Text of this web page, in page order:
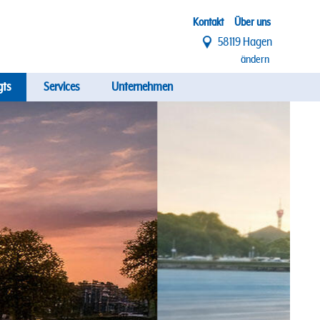
Top
Menü
Kontakt Über uns
58119 Hagen
ändern
Services Unternehmen